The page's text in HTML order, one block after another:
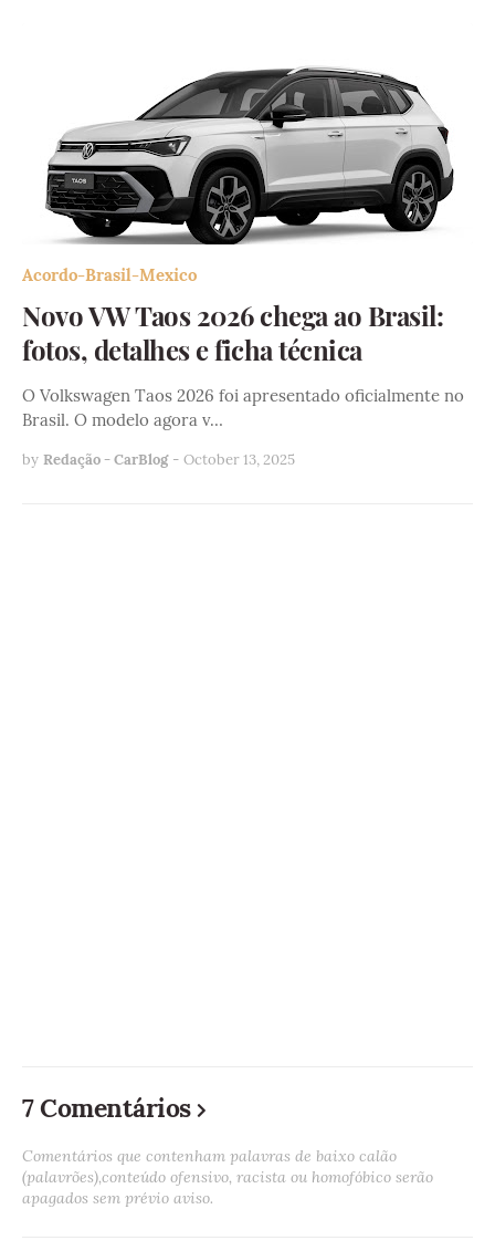
Acordo-Brasil-Mexico
Novo VW Taos 2026 chega ao Brasil:
fotos, detalhes e ficha técnica
O Volkswagen Taos 2026 foi apresentado oficialmente no
Brasil. O modelo agora v…
by Redação - CarBlog - October 13, 2025
7 Comentários
Comentários que contenham palavras de baixo calão
(palavrões),conteúdo ofensivo, racista ou homofóbico serão
apagados sem prévio aviso.